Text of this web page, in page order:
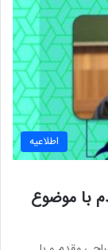
اطلاعیه
با موضوع